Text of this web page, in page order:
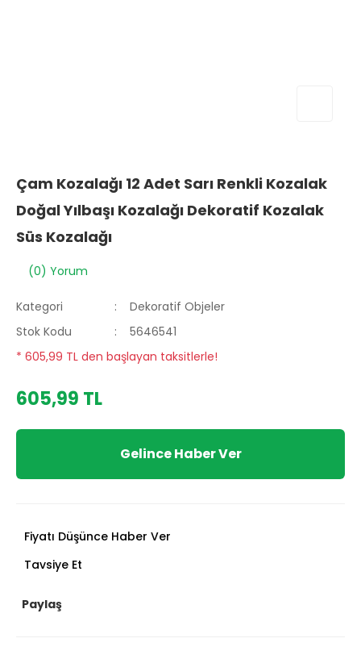
Çam Kozalağı 12 Adet Sarı Renkli Kozalak
Doğal Yılbaşı Kozalağı Dekoratif Kozalak
Süs Kozalağı
(0) Yorum
Kategori
Dekoratif Objeler
Stok Kodu
5646541
* 605,99 TL den başlayan taksitlerle!
605,99 TL
Gelince Haber Ver
Fiyatı Düşünce Haber Ver
Tavsiye Et
Paylaş